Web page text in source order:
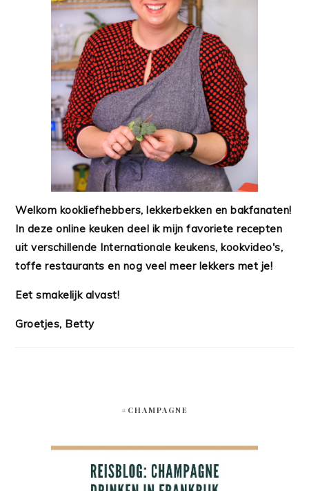
Welkom kookliefhebbers, lekkerbekken en bakfanaten!
In deze online keuken deel ik mijn favoriete recepten
uit verschillende Internationale keukens, kookvideo's,
toffe restaurants en nog veel meer lekkers met je!
Eet smakelijk alvast!
Groetjes, Betty
#CHAMPAGNE